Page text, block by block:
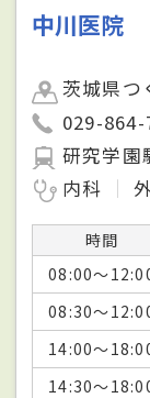
中川医院
茨城県つ
029-864-
研究学園
内科
時間
08:00～
08:30～
14:00～
14:30～